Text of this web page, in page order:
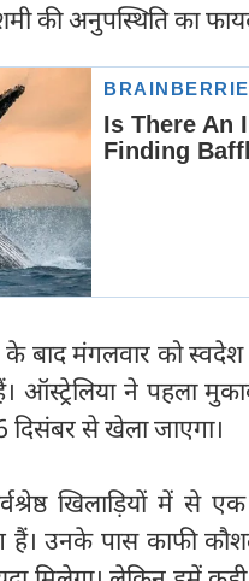
की अनुपस्थिति का
बाद मंगलवार को
ऑस्ट्रेलिया ने पहला
दिसंबर से खेला जाएगा।
खिलाड़ियों में
उनके पास काफी